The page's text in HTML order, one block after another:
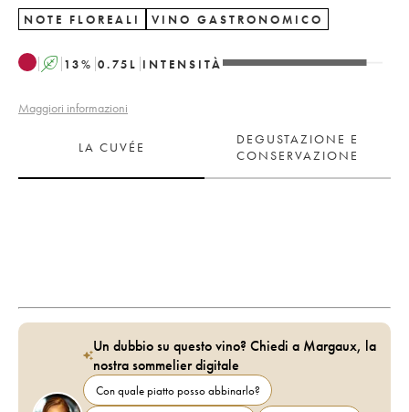
NOTE FLOREALI VINO GASTRONOMICO
A 13% 0.75 L INTENSITÀ
Maggiori informazioni
LA CUVÉE
DEGUSTAZIONE E
CONSERVAZIONE
Un dubbio su questo vino? Chiedi a Margaux, la
nostra sommelier digitale
Con quale piatto posso abbinarlo?